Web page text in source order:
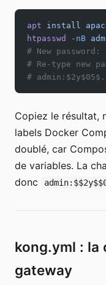
apt install
htpasswd
-nB
# New password:
# Re-type new
#
Copiez le résultat,
labels Docker
doublé, car
de variables. La
donc
kong.yml : la
gateway